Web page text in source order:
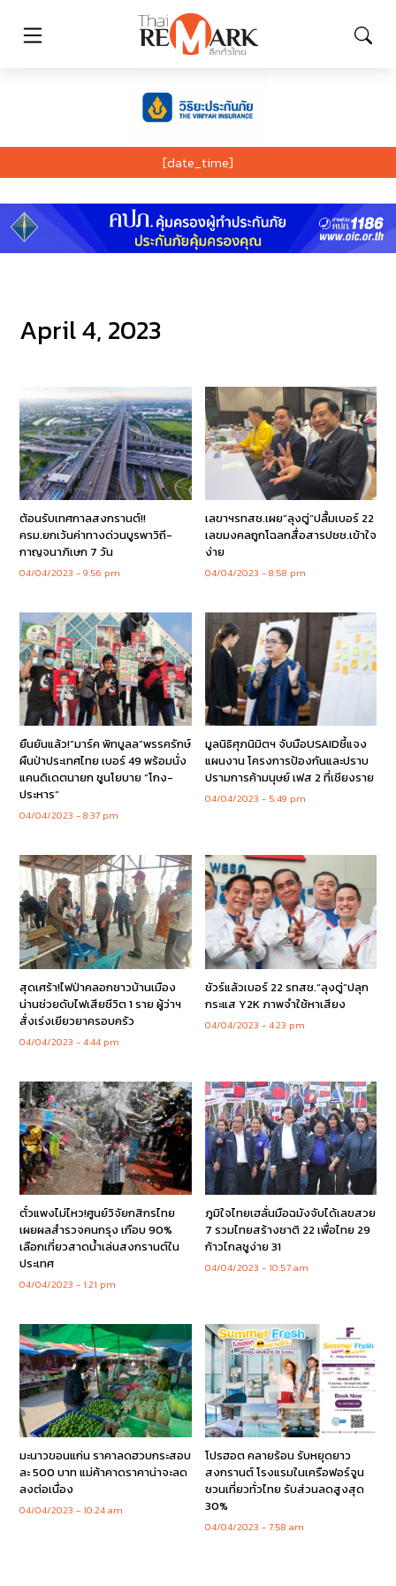
[date_time]
April 4, 2023
ต้อนรับเทศกาลสงกรานต์!!
ครม.ยกเว้นค่าทางด่วนบูรพาวิถี-
กาญจนาภิเษก 7 วัน
04/04/2023 9:56 pm
เลขาฯรทสช.เผย”ลุงตู่”ปลื้มเบอร์ 22
เลขมงคลถูกโฉลกสื่อสารปชช.เข้าใจ
ง่าย
04/04/2023 8:58 pm
ยืนยันแล้ว!“มาร์ค พิทบูลล”พรรครักษ์
ผืนป่าประเทศไทย เบอร์ 49 พร้อมนั่ง
แคนดิเดตนายก ชูนโยบาย “โกง-
ประหาร”
04/04/2023 8:37 pm
มูลนิธิศุภนิมิตฯ จับมือUSAIDชี้แจง
แผนงาน โครงการป้องกันและปราบ
ปรามการค้ามนุษย์ เฟส 2 ที่เชียงราย
04/04/2023 5:49 pm
สุดเศร้า!ไฟป่าคลอกชาวบ้านเมือง
น่านช่วยดับไฟเสียชีวิต 1 ราย ผู้ว่าฯ
สั่งเร่งเยียวยาครอบครัว
04/04/2023 4:44 pm
ชัวร์แล้วเบอร์ 22 รทสช.“ลุงตู่”ปลุก
กระแส Y2K ภาพจำใช้หาเสียง
04/04/2023 4:23 pm
ตั๋วแพงไม่ไหว!ศูนย์วิจัยกสิกรไทย
เผยผลสำรวจคนกรุง เกือบ 90%
เลือกเที่ยวสาดน้ำเล่นสงกรานต์ใน
ประเทศ
04/04/2023 1:21 pm
ภูมิใจไทยเฮลั่นมือฉมังจับได้เลขสวย
7 รวมไทยสร้างชาติ 22 เพื่อไทย 29
ก้าวไกลชูง่าย 31
04/04/2023 10:57 am
มะนาวขอนแก่น ราคาลดฮวบกระสอบ
ละ 500 บาท แม่ค้าคาดราคาน่าจะลด
ลงต่อเนื่อง
04/04/2023 10:24 am
โปรฮอต คลายร้อน รับหยุดยาว
สงกรานต์ โรงแรมในเครือฟอร์จูน
ชวนเที่ยวทั่วไทย รับส่วนลดสูงสุด
30%
04/04/2023 7:58 am